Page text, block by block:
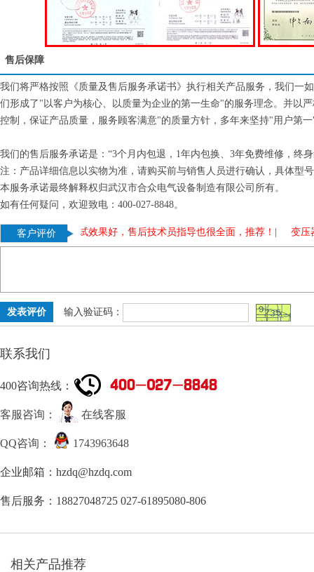
售后保障
我们将严格按照《质量及售后服务承诺书》执行相关产品服务，我们一
们形成了"以客户为核心、以质量为企业的第一生命"的服务理念。并以
控制，保证产品质量，服务顾客满意"的质量方针，多年来坚持"用户第
我们的售后服务承诺是：“3个月内包退，1年内包换、3年免费维修，终
注：产品详细信息以实物为准，请购买前与销售人员进行确认，具体型
本服务承诺最终解释权归武汉市合众电气设备制造有限公司所有。
如有任何疑问，欢迎致电：400-027-8848。
客户评价 |
升试验装置测试效果好，售后技术员指导也很全面，推荐！ 变压器
输入验证码：
联系我们
400咨询热线：
客服咨询： 在线客服
QQ咨询： 1743963648
企业邮箱：hzdq@hzdq.com
售后服务：18827048725 027-61895080-806
相关产品推荐